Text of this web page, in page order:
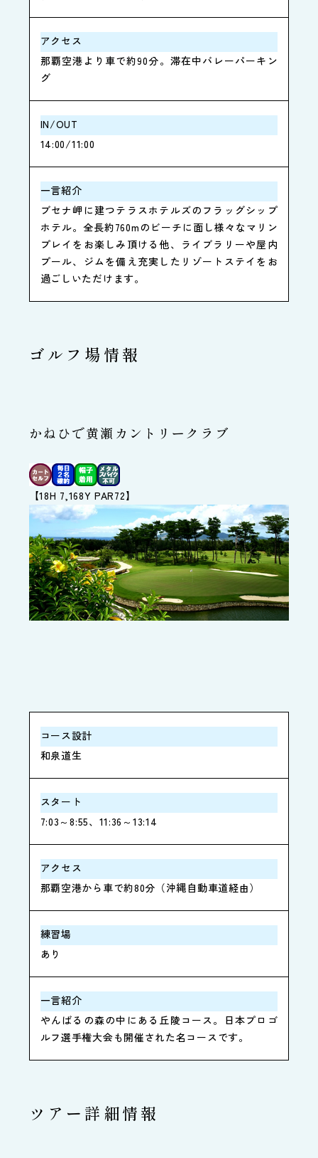
アクセス
那覇空港より車で約90分。滞在中バレーパーキン
グ
IN/OUT
14:00/11:00
一言紹介
ブセナ岬に建つテラスホテルズのフラッグシップ
ホテル。全長約760mのビーチに面し様々なマリン
プレイをお楽しみ頂ける他、ライブラリーや屋内
プール、ジムを備え充実したリゾートステイをお
過ごしいただけます。
ゴルフ場情報
かねひで黄瀬カントリークラブ
【18H 7,168Y PAR72】
コース設計
和泉道生
スタート
7:03～8:55、11:36～13:14
アクセス
那覇空港から車で約80分（沖縄自動車道経由）
練習場
あり
一言紹介
やんばるの森の中にある丘陵コース。日本プロゴ
ルフ選手権大会も開催された名コースです。
ツアー詳細情報